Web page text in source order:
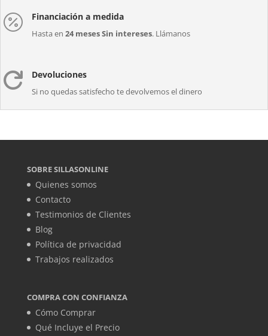
 Financiación a medida
Hasta en 24 meses Sin intereses. Llámanos
 Devoluciones
Si no quedas satisfecho te devolvemos el dinero
SOBRE SILLASONLINE
Quienes somos
Contacto
Testimonios de Clientes
Blog
Política de privacidad
Trabajos realizados
COMPRA CON CONFIANZA
Cómo Comprar
Qué Incluye el Precio